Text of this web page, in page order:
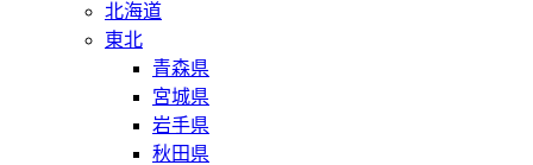
北海道
東北
青森県
宮城県
岩手県
秋田県